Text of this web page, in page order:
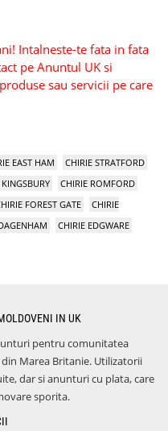
Intalneste-te fata in fata
pe Anuntul UK si
sau servicii pe care
EAST HAM
CHIRIE STRATFORD
CHIRIE ROMFORD
FOREST GATE
CHIRIE
CHIRIE EDGWARE
IN UK
pentru comunitatea
Marea Britanie. Utilizatorii
dar si anunturi cu plata, care
sporita.